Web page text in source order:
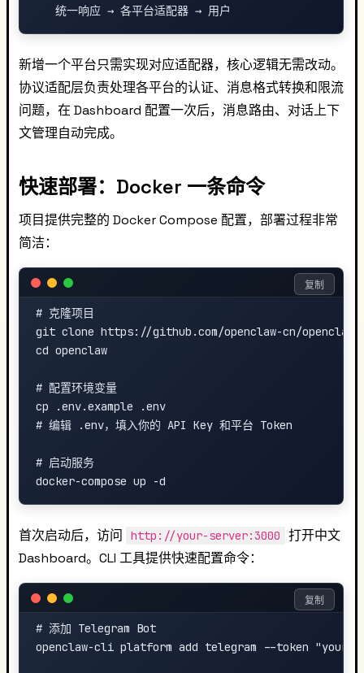
新增一个平台只需实现对应适配器，核心逻辑无需改动。
协议适配层负责处理各平台的认证、消息格式转换和限流
问题，在 Dashboard 配置一次后，消息路由、对话上下
文管理自动完成。
快速部署：Docker 一条命令
项目提供完整的 Docker Compose 配置，部署过程非常
简洁：
# 克隆项目
git clone https://github.com/openclaw-cn/
cd openclaw
# 配置环境变量
cp .env.example .env
# 编辑 .env，填入你的 API Key 和平台 Token
# 启动服务
复制
首次启动后，访问 http://your-server:3000
打开中文
Dashboard。CLI 工具提供快速配置命令：
# 添加 Telegram Bot
openclaw-cli platform add telegram --token "your-
复制